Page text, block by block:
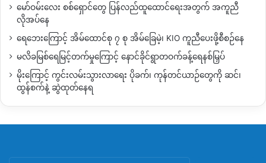
မော်ဝမ်းလေး စစ်ရှောင်တွေ ပြန်လည်ထူထောင်ရေးအတွက် အကူညီ
လိုအပ်နေ
ရေဘေးကြောင့် အိမ်ထောင်စု ၇ စု အိမ်ခြေမဲ့၊ KIO ကူညီပေးဖို့စီစဉ်နေ
မလိခမြစ်ရေမြင့်တက်မှုကြောင့် နောင်ခိုင်ရွာတဝက်ခန့်ရေနစ်မြှပ်
မိုးကြောင့် ကွင်းလမ်းသွားလာရေး ပိုခက်၊ ကုန်တင်ယာဉ်တွေကို ဆင်၊
ထွန်စက်နဲ့ ဆွဲထုတ်နေရ